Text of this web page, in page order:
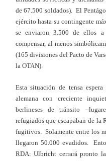
de 67.500 soldados). El
ejército hasta su contingente
se enviaron 3.500 de ellos
compensar, al menos
(165 divisiones del Pacto de
la OTAN).
Esta situación de tensa
alemana con creciente
berlineses de tránsito
refugiados que escapaban de la
fugitivos. Solamente entre los
llegaron 50.000 evadidos.
RDA: Ulbricht cerrará pronto